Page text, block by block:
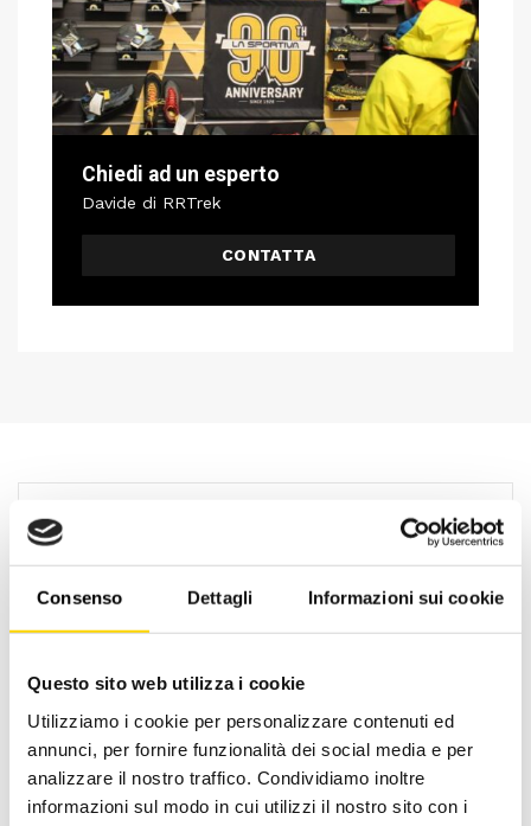
Consenso Dettagli Informazioni sui cookie
Questo sito web utilizza i cookie
Utilizziamo i cookie per personalizzare contenuti ed
annunci, per fornire funzionalità dei social media e per
analizzare il nostro traffico. Condividiamo inoltre
informazioni sul modo in cui utilizzi il nostro sito con i
Chiedi ad un esperto
Davide di RRTrek
CONTATTA
Oltre 30 anni di esperienza
Nato nel 1990 con il nome di Rifugio